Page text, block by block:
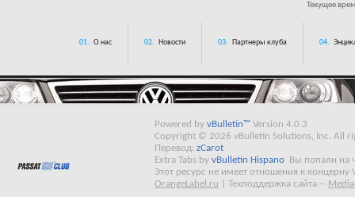
Текущее
01. О нас 02. Новости 03. Партнеры клуба 04.
Powered by vBulletin™ Version 4.0.3
Copyright © 2026 vBulletin Solutions, Inc. All
Перевод: zCarot
Extra Tabs by vBulletin Hispano
Вы попали на
Этот ресурс не имеет отношения к концерну
OrangeLabel.ru
Техподдержка сайта --